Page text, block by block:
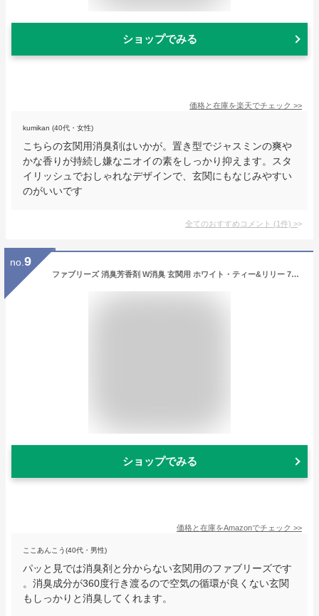
ショップでみる
価格と在庫を楽天でチェック >>
kumikan (40代・女性)
こちらの玄関用消臭剤はいかが。置き型でジャスミンの爽や
かな香りが持続し嫌なニオイの素をしっかり抑えます。スタ
イリッシュでおしゃれなデザインで、玄関にもなじみやすい
のがいいです
全てのおすすめコメント (1件) >
no. 9
ファブリーズ 消臭芳香剤 W消臭 玄関用 ホワイト・ティー&リリー 7mL×2個
ショップでみる
価格と在庫をAmazonでチェック >>
ここあんこう(40代・男性)
パッと見では消臭剤と分からない玄関用のファブリーズです
。消臭成分が360度行き渡るので空気の循環が良くない玄関
もしっかりと消臭してくれます。